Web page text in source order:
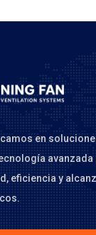
en
eficiencia y